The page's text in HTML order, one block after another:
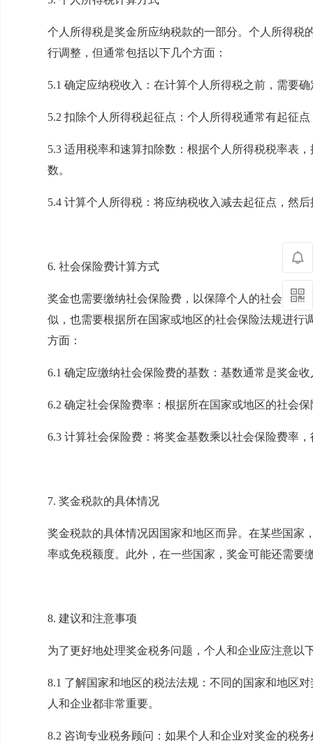
个人所得税是奖金所应纳税款的一部分。个人所得税
行调整，但通常包括以下几个方面：
5.1 确定应纳税收入：在计算个人所得税之前，需要
5.2 扣除个人所得税起征点：个人所得税通常有起征
5.3 适用税率和速算扣除数：根据个人所得税税率表
数。
5.4 计算个人所得税：将应纳税收入减去起征点，然
6. 社会保险费计算方式
奖金也需要缴纳社会保险费，以保障个人的社会保障
似，也需要根据所在国家或地区的社会保险法规进行
方面：
6.1 确定应缴纳社会保险费的基数：基数通常是奖金
6.2 确定社会保险费率：根据所在国家或地区的社会
6.3 计算社会保险费：将奖金基数乘以社会保险费率
7. 奖金税款的具体情况
奖金税款的具体情况因国家和地区而异。在某些国家
率或免税额度。此外，在一些国家，奖金可能还需要
8. 建议和注意事项
为了更好地处理奖金税务问题，个人和企业应注意以
8.1 了解国家和地区的税法法规：不同的国家和地区
人和企业都非常重要。
8.2 咨询专业税务顾问：如果个人和企业对奖金的税